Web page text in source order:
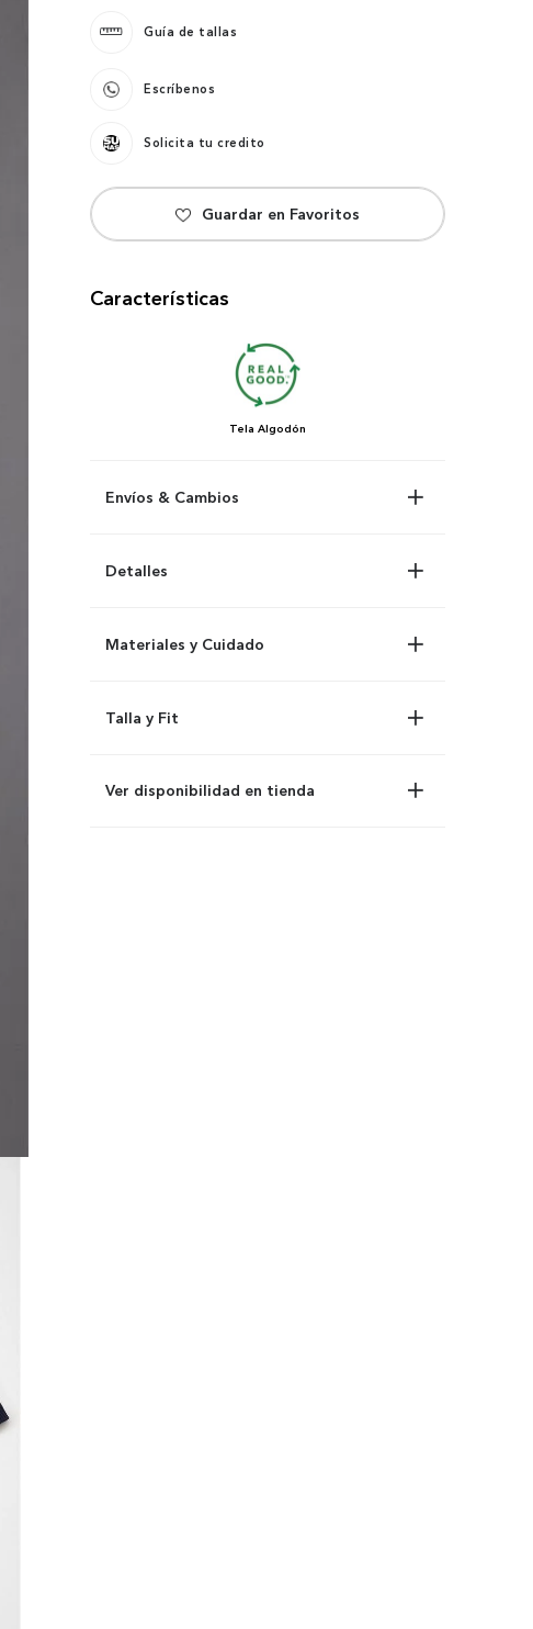
Guía de tallas
Escríbenos
Solicita tu credito
Características
Tela Algodón
Envíos & Cambios
Detalles
Materiales y Cuidado
Talla y Fit
Ver disponibilidad en tienda